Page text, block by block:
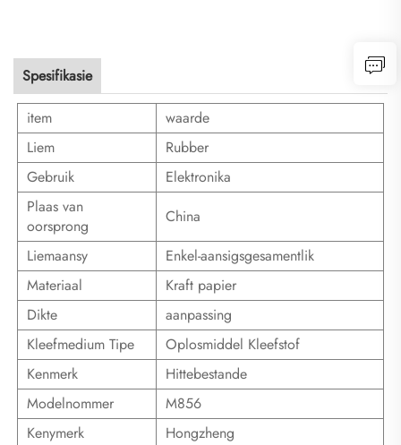
Spesifikasie
item
waarde
Liem
Rubber
Gebruik
Elektronika
Plaas van
oorsprong
China
Liemaansy
Enkel-aansigsgesamentlik
Materiaal
Kraft papier
Dikte
aanpassing
Kleefmedium Tipe
Oplosmiddel Kleefstof
Kenmerk
Hittebestande
Modelnommer
M856
Kenymerk
Hongzheng